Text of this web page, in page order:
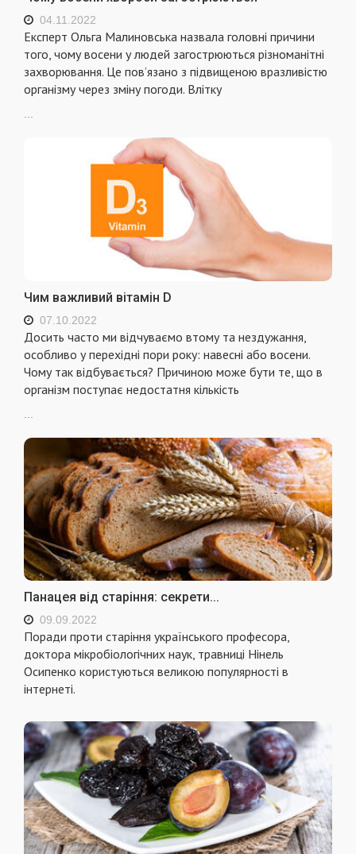
04.11.2022
Експерт Ольга Малиновська назвала головні причини
того, чому восени у людей загострюються різноманітні
захворювання. Це пов’язано з підвищеною вразливістю
організму через зміну погоди. Влітку
...
Чим важливий вітамін D
07.10.2022
Досить часто ми відчуваємо втому та нездужання,
особливо у перехідні пори року: навесні або восени.
Чому так відбувається? Причиною може бути те, що в
організм поступає недостатня кількість
Панацея від старіння: секрети...
09.09.2022
Поради проти старіння українського професора,
доктора мікробіологічних наук, травниці Нінель
Осипенко користуються великою популярності в
інтернеті.